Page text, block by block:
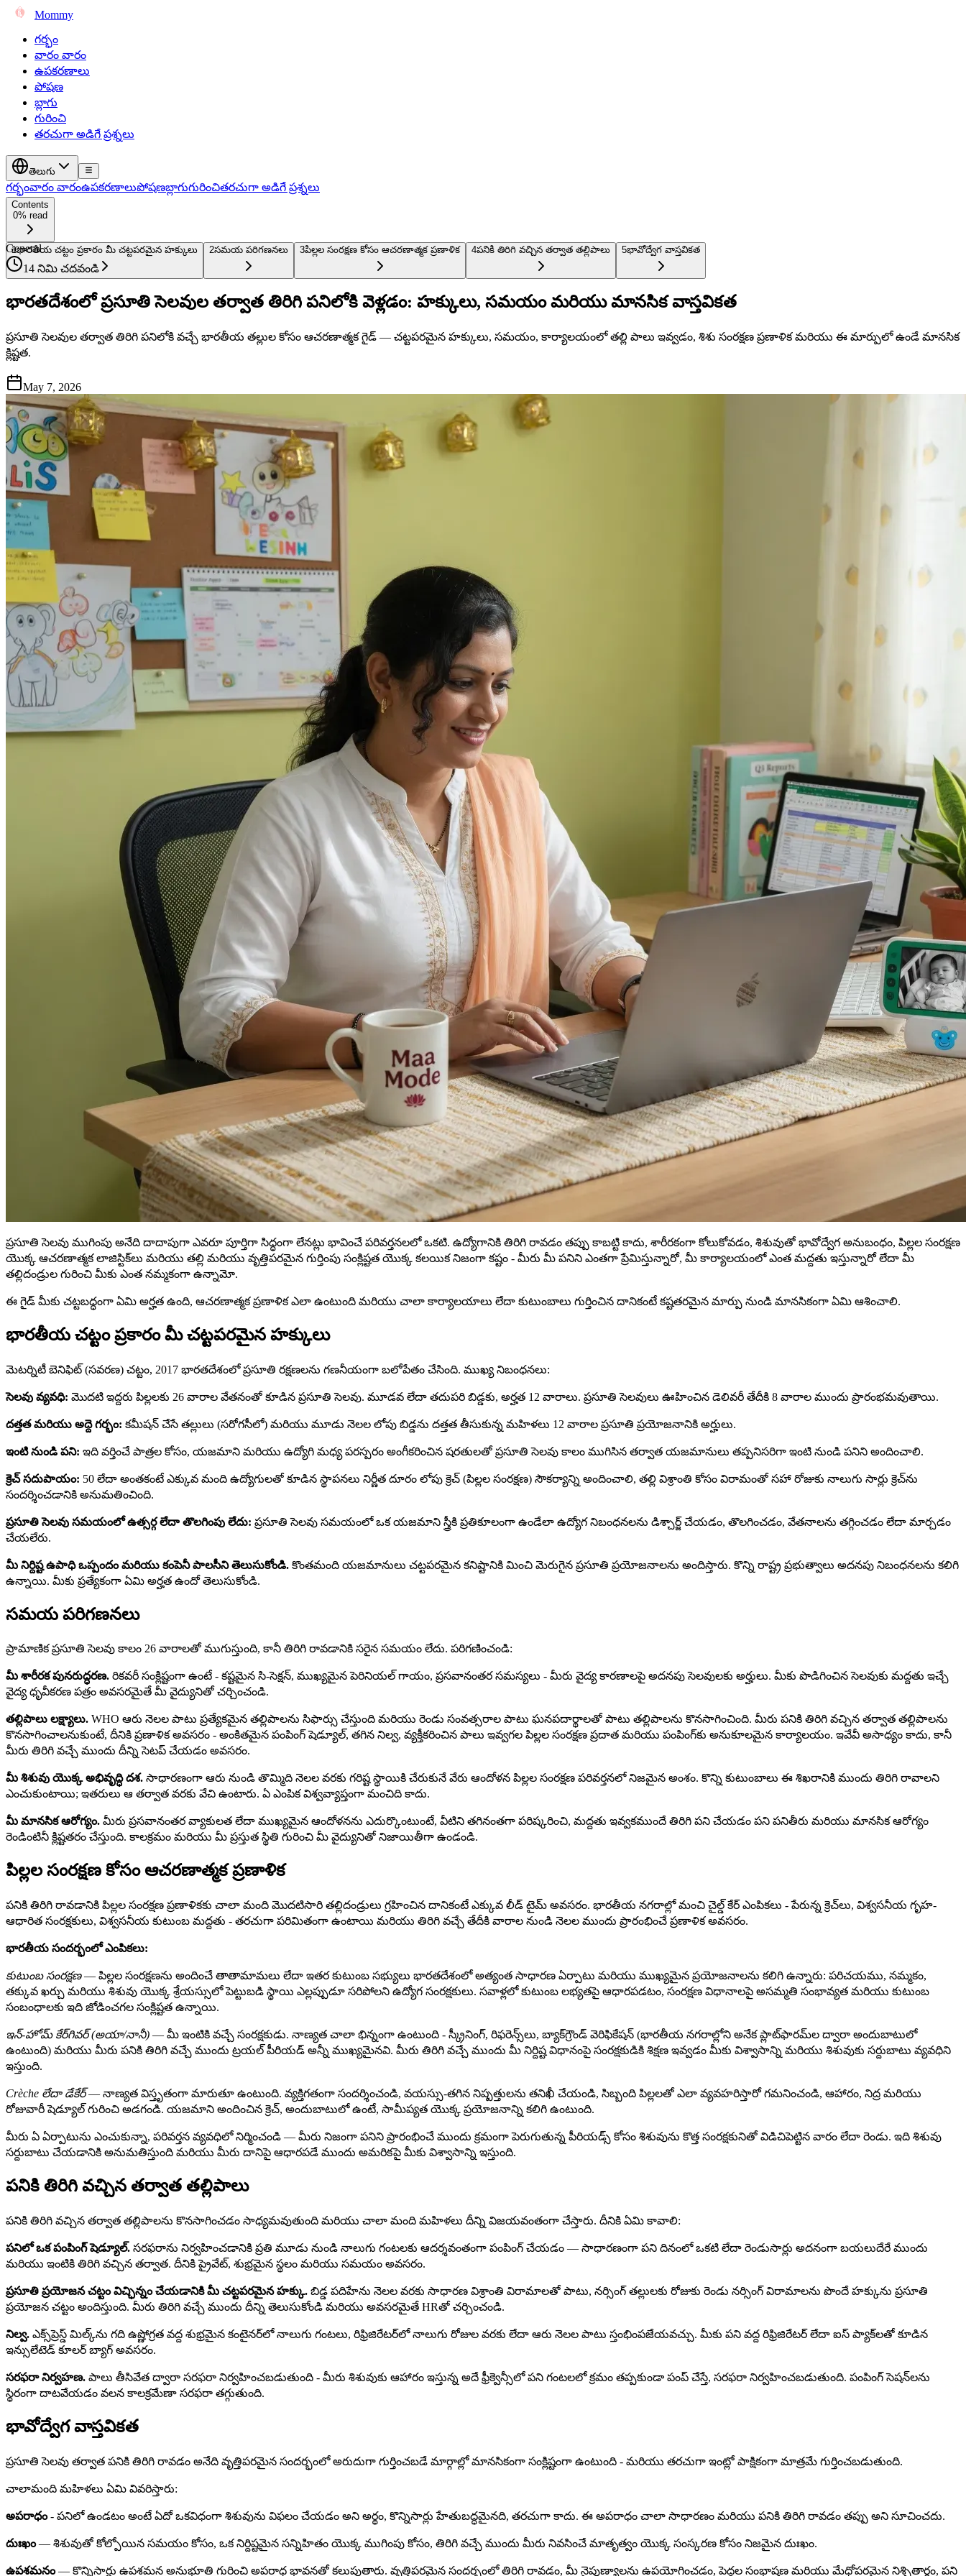
Mommy
గర్భం
వారం వారం
ఉపకరణాలు
పోషణ
బ్లాగు
గురించి
తరచుగా అడిగే ప్రశ్నలు
తెలుగు
గర్భంవారం వారంఉపకరణాలుపోషణబ్లాగుగురించితరచుగా అడిగే ప్రశ్నలు
Contents
0% read
1భారతీయ చట్టం ప్రకారం మీ చట్టపరమైన హక్కులు 2సమయ పరిగణనలు 3పిల్లల సంరక్షణ కోసం ఆచరణాత్మక ప్రణాళిక 4పనికి తిరిగి వచ్చిన తర్వాత తల్లిపాలు 5భావోద్వేగ వాస్తవికత
General
14 నిమి చదవండి
భారతదేశంలో ప్రసూతి సెలవుల తర్వాత తిరిగి పనిలోకి వెళ్లడం: హక్కులు, సమయం మరియు మానసిక వాస్తవికత
ప్రసూతి సెలవుల తర్వాత తిరిగి పనిలోకి వచ్చే భారతీయ తల్లుల కోసం ఆచరణాత్మక గైడ్ — చట్టపరమైన హక్కులు, సమయం, కార్యాలయంలో తల్లి పాలు ఇవ్వడం, శిశు సంరక్షణ ప్రణాళిక మరియు ఈ మార్పులో ఉండే మానసిక
క్లిష్టత.
May 7, 2026
ప్రసూతి సెలవు ముగింపు అనేది దాదాపుగా ఎవరూ పూర్తిగా సిద్ధంగా లేనట్లు భావించే పరివర్తనలలో ఒకటి. ఉద్యోగానికి తిరిగి రావడం తప్పు కాబట్టి కాదు, శారీరకంగా కోలుకోవడం, శిశువుతో భావోద్వేగ అనుబంధం, పిల్లల సంరక్షణ
యొక్క ఆచరణాత్మక లాజిస్టిక్‌లు మరియు తల్లి మరియు వృత్తిపరమైన గుర్తింపు సంక్లిష్టత యొక్క కలయిక నిజంగా కష్టం - మీరు మీ పనిని ఎంతగా ప్రేమిస్తున్నారో, మీ కార్యాలయంలో ఎంత మద్దతు ఇస్తున్నారో లేదా మీ
తల్లిదండ్రుల గురించి మీకు ఎంత నమ్మకంగా ఉన్నామో.
ఈ గైడ్ మీకు చట్టబద్ధంగా ఏమి అర్హత ఉంది, ఆచరణాత్మక ప్రణాళిక ఎలా ఉంటుంది మరియు చాలా కార్యాలయాలు లేదా కుటుంబాలు గుర్తించిన దానికంటే కష్టతరమైన మార్పు నుండి మానసికంగా ఏమి ఆశించాలి.
భారతీయ చట్టం ప్రకారం మీ చట్టపరమైన హక్కులు
మెటర్నిటీ బెనిఫిట్ (సవరణ) చట్టం, 2017 భారతదేశంలో ప్రసూతి రక్షణలను గణనీయంగా బలోపేతం చేసింది. ముఖ్య నిబంధనలు:
సెలవు వ్యవధి: మొదటి ఇద్దరు పిల్లలకు 26 వారాల వేతనంతో కూడిన ప్రసూతి సెలవు. మూడవ లేదా తదుపరి బిడ్డకు, అర్హత 12 వారాలు. ప్రసూతి సెలవులు ఊహించిన డెలివరీ తేదీకి 8 వారాల ముందు ప్రారంభమవుతాయి.
దత్తత మరియు అద్దె గర్భం: కమీషన్ చేసే తల్లులు (సరోగసీలో) మరియు మూడు నెలల లోపు బిడ్డను దత్తత తీసుకున్న మహిళలు 12 వారాల ప్రసూతి ప్రయోజనానికి అర్హులు.
ఇంటి నుండి పని: ఇది వర్తించే పాత్రల కోసం, యజమాని మరియు ఉద్యోగి మధ్య పరస్పరం అంగీకరించిన షరతులతో ప్రసూతి సెలవు కాలం ముగిసిన తర్వాత యజమానులు తప్పనిసరిగా ఇంటి నుండి పనిని అందించాలి.
క్రెచ్ సదుపాయం: 50 లేదా అంతకంటే ఎక్కువ మంది ఉద్యోగులతో కూడిన స్థాపనలు నిర్ణీత దూరం లోపు క్రెచ్ (పిల్లల సంరక్షణ) సౌకర్యాన్ని అందించాలి, తల్లి విశ్రాంతి కోసం విరామంతో సహా రోజుకు నాలుగు సార్లు క్రెచ్‌ను
సందర్శించడానికి అనుమతించింది.
ప్రసూతి సెలవు సమయంలో ఉత్సర్గ లేదా తొలగింపు లేదు: ప్రసూతి సెలవు సమయంలో ఒక యజమాని స్త్రీకి ప్రతికూలంగా ఉండేలా ఉద్యోగ నిబంధనలను డిశ్చార్జ్ చేయడం, తొలగించడం, వేతనాలను తగ్గించడం లేదా మార్చడం
చేయలేరు.
మీ నిర్దిష్ట ఉపాధి ఒప్పందం మరియు కంపెనీ పాలసీని తెలుసుకోండి. కొంతమంది యజమానులు చట్టపరమైన కనిష్టానికి మించి మెరుగైన ప్రసూతి ప్రయోజనాలను అందిస్తారు. కొన్ని రాష్ట్ర ప్రభుత్వాలు అదనపు నిబంధనలను కలిగి
ఉన్నాయి. మీకు ప్రత్యేకంగా ఏమి అర్హత ఉందో తెలుసుకోండి.
సమయ పరిగణనలు
ప్రామాణిక ప్రసూతి సెలవు కాలం 26 వారాలతో ముగుస్తుంది, కానీ తిరిగి రావడానికి సరైన సమయం లేదు. పరిగణించండి:
మీ శారీరక పునరుద్ధరణ. రికవరీ సంక్లిష్టంగా ఉంటే - కష్టమైన సి-సెక్షన్, ముఖ్యమైన పెరినియల్ గాయం, ప్రసవానంతర సమస్యలు - మీరు వైద్య కారణాలపై అదనపు సెలవులకు అర్హులు. మీకు పొడిగించిన సెలవుకు మద్దతు ఇచ్చే
వైద్య ధృవీకరణ పత్రం అవసరమైతే మీ వైద్యునితో చర్చించండి.
తల్లిపాలు లక్ష్యాలు. WHO ఆరు నెలల పాటు ప్రత్యేకమైన తల్లిపాలను సిఫార్సు చేస్తుంది మరియు రెండు సంవత్సరాల పాటు ఘనపదార్థాలతో పాటు తల్లిపాలను కొనసాగించింది. మీరు పనికి తిరిగి వచ్చిన తర్వాత తల్లిపాలను
కొనసాగించాలనుకుంటే, దీనికి ప్రణాళిక అవసరం - అంకితమైన పంపింగ్ షెడ్యూల్, తగిన నిల్వ, వ్యక్తీకరించిన పాలు ఇవ్వగల పిల్లల సంరక్షణ ప్రదాత మరియు పంపింగ్‌కు అనుకూలమైన కార్యాలయం. ఇవేవీ అసాధ్యం కాదు, కానీ
మీరు తిరిగి వచ్చే ముందు దీన్ని సెటప్ చేయడం అవసరం.
మీ శిశువు యొక్క అభివృద్ధి దశ. సాధారణంగా ఆరు నుండి తొమ్మిది నెలల వరకు గరిష్ట స్థాయికి చేరుకునే వేరు ఆందోళన పిల్లల సంరక్షణ పరివర్తనలో నిజమైన అంశం. కొన్ని కుటుంబాలు ఈ శిఖరానికి ముందు తిరిగి రావాలని
ఎంచుకుంటాయి; ఇతరులు ఆ తర్వాత వరకు వేచి ఉంటారు. ఏ ఎంపిక విశ్వవ్యాప్తంగా మంచిది కాదు.
మీ మానసిక ఆరోగ్యం. మీరు ప్రసవానంతర వ్యాకులత లేదా ముఖ్యమైన ఆందోళనను ఎదుర్కొంటుంటే, వీటిని తగినంతగా పరిష్కరించి, మద్దతు ఇవ్వకముందే తిరిగి పని చేయడం పని పనితీరు మరియు మానసిక ఆరోగ్యం
రెండింటినీ క్లిష్టతరం చేస్తుంది. కాలక్రమం మరియు మీ ప్రస్తుత స్థితి గురించి మీ వైద్యునితో నిజాయితీగా ఉండండి.
పిల్లల సంరక్షణ కోసం ఆచరణాత్మక ప్రణాళిక
పనికి తిరిగి రావడానికి పిల్లల సంరక్షణ ప్రణాళికకు చాలా మంది మొదటిసారి తల్లిదండ్రులు గ్రహించిన దానికంటే ఎక్కువ లీడ్ టైమ్ అవసరం. భారతీయ నగరాల్లో మంచి చైల్డ్ కేర్ ఎంపికలు - పేరున్న క్రెచ్‌లు, విశ్వసనీయ గృహ-
ఆధారిత సంరక్షకులు, విశ్వసనీయ కుటుంబ మద్దతు - తరచుగా పరిమితంగా ఉంటాయి మరియు తిరిగి వచ్చే తేదీకి వారాల నుండి నెలల ముందు ప్రారంభించే ప్రణాళిక అవసరం.
భారతీయ సందర్భంలో ఎంపికలు:
కుటుంబ సంరక్షణ— పిల్లల సంరక్షణను అందించే తాతామామలు లేదా ఇతర కుటుంబ సభ్యులు భారతదేశంలో అత్యంత సాధారణ ఏర్పాటు మరియు ముఖ్యమైన ప్రయోజనాలను కలిగి ఉన్నారు: పరిచయము, నమ్మకం,
తక్కువ ఖర్చు మరియు శిశువు యొక్క శ్రేయస్సులో పెట్టుబడి స్థాయి ఎల్లప్పుడూ సరిపోలని ఉద్యోగ సంరక్షకులు. సవాళ్లలో కుటుంబ లభ్యతపై ఆధారపడటం, సంరక్షణ విధానాలపై అసమ్మతి సంభావ్యత మరియు కుటుంబ
సంబంధాలకు ఇది జోడించగల సంక్లిష్టత ఉన్నాయి.
ఇన్-హోమ్ కేర్‌గివర్ (అయా/నానీ) — మీ ఇంటికి వచ్చే సంరక్షకుడు. నాణ్యత చాలా భిన్నంగా ఉంటుంది - స్క్రీనింగ్, రిఫరెన్స్‌లు, బ్యాక్‌గ్రౌండ్ వెరిఫికేషన్ (భారతీయ నగరాల్లోని అనేక ప్లాట్‌ఫారమ్‌ల ద్వారా అందుబాటులో
ఉంటుంది) మరియు మీరు పనికి తిరిగి వచ్చే ముందు ట్రయల్ పీరియడ్ అన్నీ ముఖ్యమైనవి. మీరు తిరిగి వచ్చే ముందు మీ నిర్దిష్ట విధానంపై సంరక్షకుడికి శిక్షణ ఇవ్వడం మీకు విశ్వాసాన్ని మరియు శిశువుకు సర్దుబాటు వ్యవధిని
ఇస్తుంది.
Crèche లేదా డేకేర్— నాణ్యత విస్తృతంగా మారుతూ ఉంటుంది. వ్యక్తిగతంగా సందర్శించండి, వయస్సు-తగిన నిష్పత్తులను తనిఖీ చేయండి, సిబ్బంది పిల్లలతో ఎలా వ్యవహరిస్తారో గమనించండి, ఆహారం, నిద్ర మరియు
రోజువారీ షెడ్యూల్ గురించి అడగండి. యజమాని అందించిన క్రెచ్, అందుబాటులో ఉంటే, సామీప్యత యొక్క ప్రయోజనాన్ని కలిగి ఉంటుంది.
మీరు ఏ ఏర్పాటును ఎంచుకున్నా, పరివర్తన వ్యవధిలో నిర్మించండి — మీరు నిజంగా పనిని ప్రారంభించే ముందు క్రమంగా పెరుగుతున్న పీరియడ్స్ కోసం శిశువును కొత్త సంరక్షకునితో విడిచిపెట్టిన వారం లేదా రెండు. ఇది శిశువు
సర్దుబాటు చేయడానికి అనుమతిస్తుంది మరియు మీరు దానిపై ఆధారపడే ముందు అమరికపై మీకు విశ్వాసాన్ని ఇస్తుంది.
పనికి తిరిగి వచ్చిన తర్వాత తల్లిపాలు
పనికి తిరిగి వచ్చిన తర్వాత తల్లిపాలను కొనసాగించడం సాధ్యమవుతుంది మరియు చాలా మంది మహిళలు దీన్ని విజయవంతంగా చేస్తారు. దీనికి ఏమి కావాలి:
పనిలో ఒక పంపింగ్ షెడ్యూల్. సరఫరాను నిర్వహించడానికి ప్రతి మూడు నుండి నాలుగు గంటలకు ఆదర్శవంతంగా పంపింగ్ చేయడం — సాధారణంగా పని దినంలో ఒకటి లేదా రెండుసార్లు అదనంగా బయలుదేరే ముందు
మరియు ఇంటికి తిరిగి వచ్చిన తర్వాత. దీనికి ప్రైవేట్, శుభ్రమైన స్థలం మరియు సమయం అవసరం.
ప్రసూతి ప్రయోజన చట్టం విచ్ఛిన్నం చేయడానికి మీ చట్టపరమైన హక్కు. బిడ్డ పదిహేను నెలల వరకు సాధారణ విశ్రాంతి విరామాలతో పాటు, నర్సింగ్ తల్లులకు రోజుకు రెండు నర్సింగ్ విరామాలను పొందే హక్కును ప్రసూతి
ప్రయోజన చట్టం అందిస్తుంది. మీరు తిరిగి వచ్చే ముందు దీన్ని తెలుసుకోండి మరియు అవసరమైతే HRతో చర్చించండి.
నిల్వ. ఎక్స్‌ప్రెస్డ్ మిల్క్‌ను గది ఉష్ణోగ్రత వద్ద శుభ్రమైన కంటైనర్‌లో నాలుగు గంటలు, రిఫ్రిజిరేటర్‌లో నాలుగు రోజుల వరకు లేదా ఆరు నెలల పాటు స్తంభింపజేయవచ్చు. మీకు పని వద్ద రిఫ్రిజిరేటర్ లేదా ఐస్ ప్యాక్‌లతో కూడిన
ఇన్సులేటెడ్ కూలర్ బ్యాగ్ అవసరం.
సరఫరా నిర్వహణ. పాలు తీసివేత ద్వారా సరఫరా నిర్వహించబడుతుంది - మీరు శిశువుకు ఆహారం ఇస్తున్న అదే ఫ్రీక్వెన్సీలో పని గంటలలో క్రమం తప్పకుండా పంప్ చేస్తే, సరఫరా నిర్వహించబడుతుంది. పంపింగ్ సెషన్‌లను
స్థిరంగా దాటవేయడం వలన కాలక్రమేణా సరఫరా తగ్గుతుంది.
భావోద్వేగ వాస్తవికత
ప్రసూతి సెలవు తర్వాత పనికి తిరిగి రావడం అనేది వృత్తిపరమైన సందర్భంలో అరుదుగా గుర్తించబడే మార్గాల్లో మానసికంగా సంక్లిష్టంగా ఉంటుంది - మరియు తరచుగా ఇంట్లో పాక్షికంగా మాత్రమే గుర్తించబడుతుంది.
చాలామంది మహిళలు ఏమి వివరిస్తారు:
అపరాధం- పనిలో ఉండటం అంటే ఏదో ఒకవిధంగా శిశువును విఫలం చేయడం అని అర్థం, కొన్నిసార్లు హేతుబద్ధమైనది, తరచుగా కాదు. ఈ అపరాధం చాలా సాధారణం మరియు పనికి తిరిగి రావడం తప్పు అని సూచించదు.
దుఃఖం— శిశువుతో కోల్పోయిన సమయం కోసం, ఒక నిర్దిష్టమైన సన్నిహితం యొక్క ముగింపు కోసం, తిరిగి వచ్చే ముందు మీరు నివసించే మాతృత్వం యొక్క సంస్కరణ కోసం నిజమైన దుఃఖం.
ఉపశమనం— కొన్నిసార్లు ఉపశమన అనుభూతి గురించి అపరాధ భావనతో కలుపుతారు. వృత్తిపరమైన సందర్భంలో తిరిగి రావడం, మీ నైపుణ్యాలను ఉపయోగించడం, పెద్దల సంభాషణ మరియు మేధోపరమైన నిశ్చితార్థం, పని